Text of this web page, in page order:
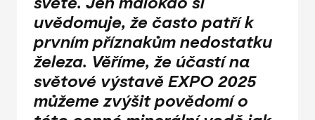
uvědomuje, že často patří k
prvním příznakům nedostatku
železa. Věříme, že účastí na
světové výstavě EXPO 2025
můžeme zvýšit povědomí o